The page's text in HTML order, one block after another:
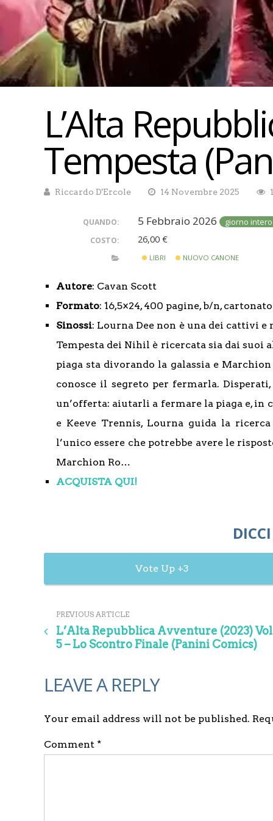
L’Alta
Tempesta
Riccardo D'Ercole 14 Novembre 2025
QUANDO: 5 Febbraio 2026 giorno intero
COSTO: 26,00 €
LIBRI NUOVO CANONE
Autore: Cavan Scott
Formato: 16,5×24, 400 pagine, b/n,
Sinossi: Lourna Dee non è una dei cattivi e
Tempesta dei Nihil è ricercata sia dai suoi
piaga sta divorando la galassia e
conosce il segreto per fermarla.
un’offerta: aiutarli a fermare la piaga e, in
e Keeve Trennis, Lourna guida la
l’unico essere che potrebbe avere le
Marchion Ro…
ACQUISTA QUI!
3
PREVIOUS ARTICLE
L’Alta Repubblica Avventure (2023)
5 – Lo Scontro Finale (Panini Comics)
LEAVE A REPLY
Your email address will not be published.
Comment *